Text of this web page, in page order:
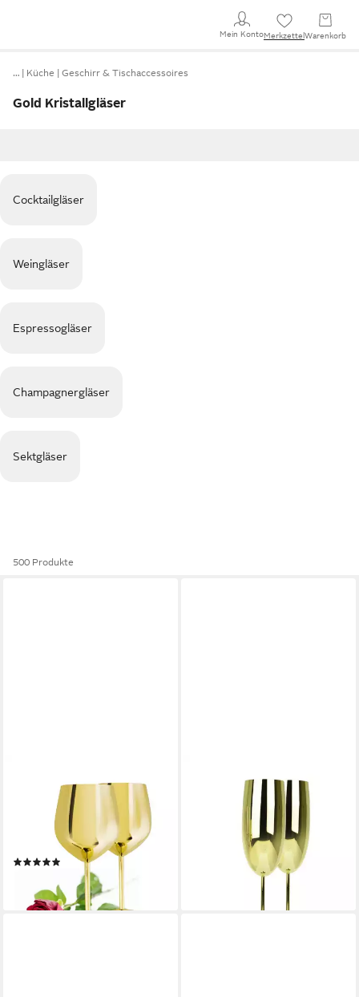
Mein KontoMerkzettel Warenkorb
… Küche Geschirr & Tischaccessoires
Gold Kristallgläser
Cocktailgläser
Weingläser
Espressogläser
Champagnergläser
Sektgläser
500 Produkte
Weinglas 2 Weingläser 510ml
Gold Edelstahl Weinkelch
Rotweinglas unzerbrechlich,
2-tlg., Edelstahl
lieferbar - in 2-3 Werktagen bei dir
Sektglas 2 Sektgläser 270ml
Gold Sektkelche Champagner
Proseccoglas, 2-tlg., Edelstahl
lieferbar - in 2-3 Werktagen bei dir